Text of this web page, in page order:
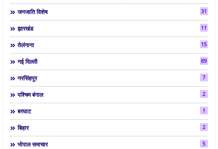
जनजाति विशेष 31
झारखंड 11
तेलंगाना 15
नई दिल्ली 89
नरसिंहपुर 7
पश्चिम बंगाल 2
बरघाट 1
बिहार 2
भोपाल समाचार 5